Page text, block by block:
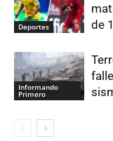
Deportes
de
Informando
Primero